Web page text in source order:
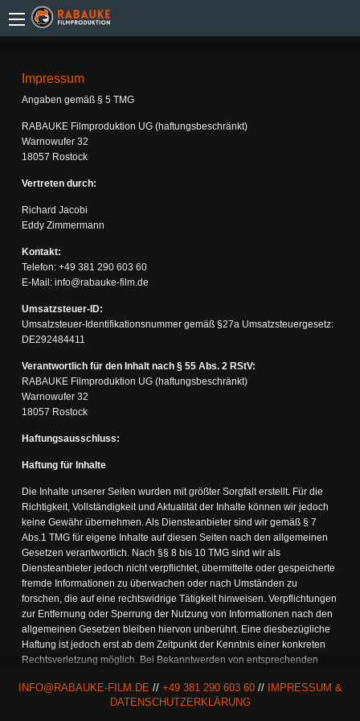
Impressum
Angaben gemäß § 5 TMG
RABAUKE Filmproduktion UG (haftungsbeschränkt)
Warnowufer 32
18057 Rostock
Vertreten durch:
Richard Jacobi
Eddy Zimmermann
Kontakt:
Telefon: +49 381 290 603 60
E-Mail: info@rabauke-film.de
Umsatzsteuer-ID:
Umsatzsteuer-Identifikationsnummer gemäß §27a Umsatzsteuergesetz:
DE292484411
Verantwortlich für den Inhalt nach § 55 Abs. 2 RStV:
RABAUKE Filmproduktion UG (haftungsbeschränkt)
Warnowufer 32
18057 Rostock
Haftungsausschluss:
Haftung für Inhalte
Die Inhalte unserer Seiten wurden mit größter Sorgfalt erstellt. Für die
Richtigkeit, Vollständigkeit und Aktualität der Inhalte können wir jedoch
keine Gewähr übernehmen. Als Diensteanbieter sind wir gemäß § 7
Abs.1 TMG für eigene Inhalte auf diesen Seiten nach den allgemeinen
Gesetzen verantwortlich. Nach §§ 8 bis 10 TMG sind wir als
Diensteanbieter jedoch nicht verpflichtet, übermittelte oder gespeicherte
fremde Informationen zu überwachen oder nach Umständen zu
forschen, die auf eine rechtswidrige Tätigkeit hinweisen. Verpflichtungen
zur Entfernung oder Sperrung der Nutzung von Informationen nach den
allgemeinen Gesetzen bleiben hiervon unberührt. Eine diesbezügliche
Haftung ist jedoch erst ab dem Zeitpunkt der Kenntnis einer konkreten
Rechtsverletzung möglich. Bei Bekanntwerden von entsprechenden
INFO@RABAUKE-FILM.DE //+49 381 290 603 60 //
IMPRESSUM &
DATENSCHUTZERKLÄRUNG